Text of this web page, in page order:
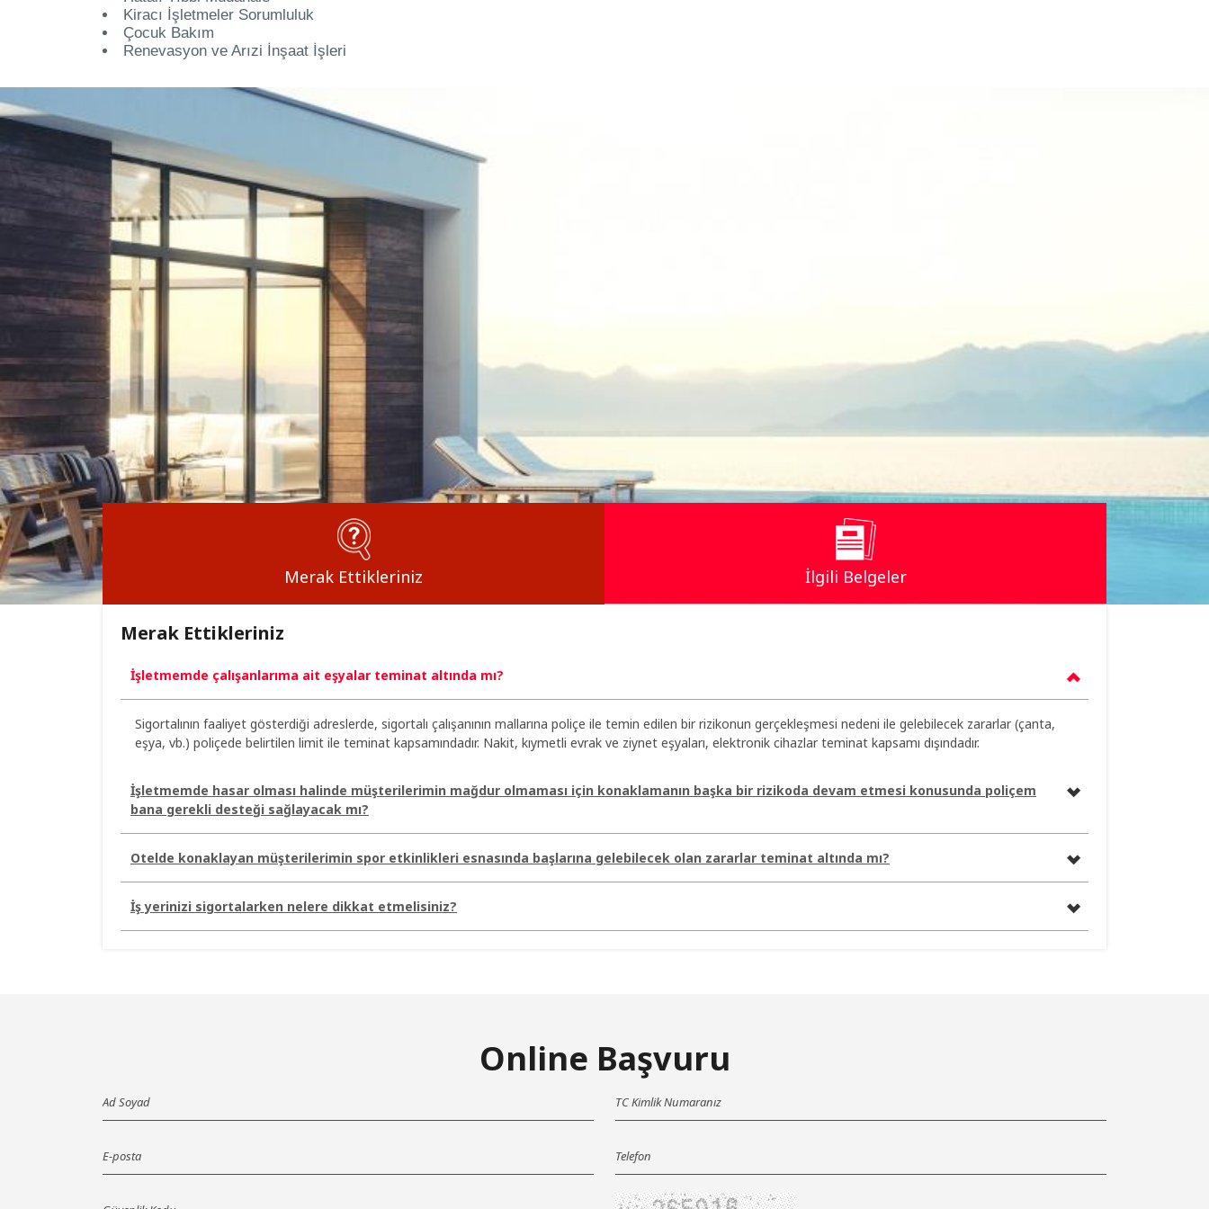
Kiracı İşletmeler Sorumluluk
Çocuk Bakım
Renevasyon ve Arızi İnşaat İşleri
Merak Ettikleriniz İlgili Belgeler
Merak Ettikleriniz
İşletmemde çalışanlarıma ait eşyalar teminat altında mı?
Sigortalının faaliyet gösterdiği adreslerde, sigortalı çalışanının mallarına poliçe ile temin edilen bir rizikonun gerçekleşmesi nedeni ile gelebilecek zararlar (çanta,
eşya, vb.) poliçede belirtilen limit ile teminat kapsamındadır. Nakit, kıymetli evrak ve ziynet eşyaları, elektronik cihazlar teminat kapsamı dışındadır.
İşletmemde hasar olması halinde müşterilerimin mağdur olmaması için konaklamanın başka bir rizikoda devam etmesi konusunda poliçem
bana gerekli desteği sağlayacak mı?
Otelde konaklayan müşterilerimin spor etkinlikleri esnasında başlarına gelebilecek olan zararlar teminat altında mı?
İş yerinizi sigortalarken nelere dikkat etmelisiniz?
Online Başvuru